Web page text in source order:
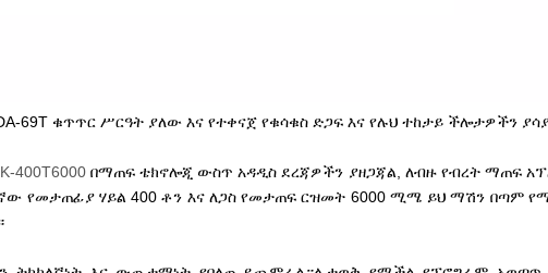
DA-69T ቁጥጥር ሥርዓት ያለው እና የተቀናጀ የቁሳቁስ ድጋፍ እና የሉህ ተከታይ ችሎታዎችን
400T6000በማጠፍ ቴክኖሎጂ ውስጥ አዳዲስ ደረጃዎችን ያዘጋጃል, ለብዙ የብረት ማጠፍ
የመታጠፊያ ሃይል 400 ቶን እና ለጋስ የመታጠፍ ርዝመት 6000 ሚሜ ይህ ማሽን በጣም